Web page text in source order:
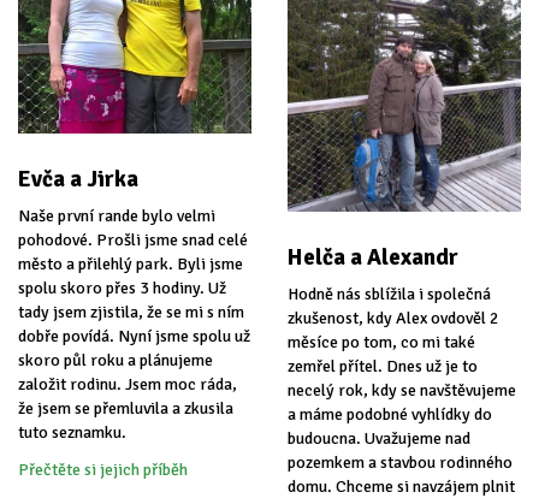
Evča a Jirka
Naše první rande bylo velmi
pohodové. Prošli jsme snad celé
město a přilehlý park. Byli jsme
spolu skoro přes 3 hodiny. Už
tady jsem zjistila, že se mi s ním
dobře povídá. Nyní jsme spolu už
skoro půl roku a plánujeme
založit rodinu. Jsem moc ráda,
že jsem se přemluvila a zkusila
tuto seznamku.
Přečtěte si jejich příběh
Helča a Alexandr
Hodně nás sblížila i společná
zkušenost, kdy Alex ovdověl 2
měsíce po tom, co mi také
zemřel přítel. Dnes už je to
necelý rok, kdy se navštěvujeme
a máme podobné vyhlídky do
budoucna. Uvažujeme nad
pozemkem a stavbou rodinného
domu. Chceme si navzájem plnit